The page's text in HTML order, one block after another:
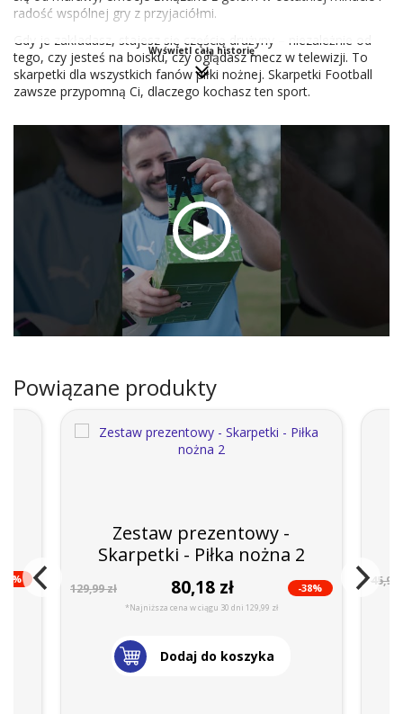
radość wspólnej gry z przyjaciółmi.
Gdy je zakładasz, stajesz się częścią drużyny – niezależnie od
tego, czy jesteś na boisku, czy oglądasz mecz w telewizji. To
skarpetki dla wszystkich fanów piłki nożnej. Skarpetki Football
zawsze przypomną Ci, dlaczego kochasz ten sport.
Wyświetl całą historię
Powiązane produkty
Zestaw prezentowy -
Skarpetki - Piłka nożna 2
129,99 zł 80,18 zł -38%
*Najniższa cena w ciągu 30 dni 129,99 zł
Dodaj do koszyka
45,99